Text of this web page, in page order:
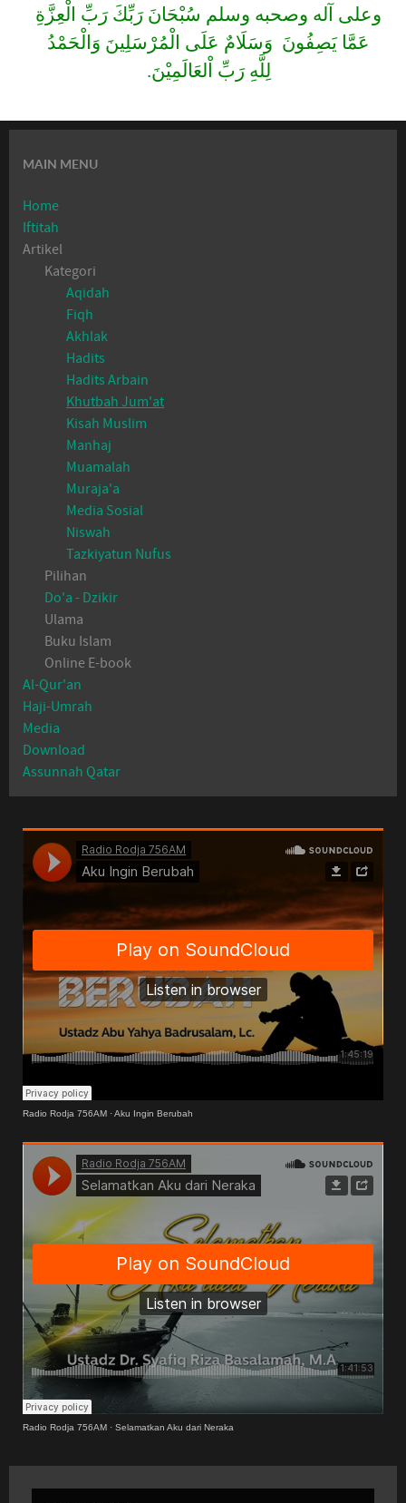
وعلى آله وصحبه وسلم سُبْحَانَ رَبِّكَ رَبِّ الْعِزَّةِ
عَمَّا يَصِفُونَ وَسَلَامٌ عَلَى الْمُرْسَلِينَ وَالْحَمْدُ
لِلَّهِ رَبِّ اْلعَالَمِيْنَ.
MAIN MENU
Home
Iftitah
Artikel
Kategori
Aqidah
Fiqh
Akhlak
Hadits
Hadits Arbain
Khutbah Jum'at
Kisah Muslim
Manhaj
Muamalah
Muraja'a
Media Sosial
Niswah
Tazkiyatun Nufus
Pilihan
Do'a - Dzikir
Ulama
Buku Islam
Online E-book
Al-Qur'an
Haji-Umrah
Media
Download
Assunnah Qatar
Radio Rodja 756AM ·Aku Ingin Berubah
Radio Rodja 756AM · Selamatkan Aku dari Neraka